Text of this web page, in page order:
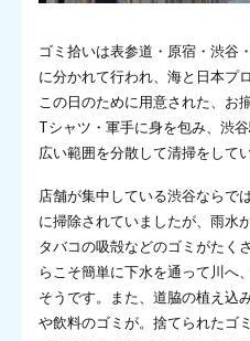
ゴミ拾いは表参道・原宿・渋谷
に分かれて行われ、海と日本プ
この日のために用意された、お
Tシャツ・軍手に身を包み、渋
広い範囲を分散して清掃をして
店舗が集中している渋谷ならで
に掃除されていましたが、雨水
タバコの吸殻などのゴミがたく
らこそ簡単に下水を通って川へ
そうです。また、道脇の植え込
や飲料のゴミが。捨てられたゴ